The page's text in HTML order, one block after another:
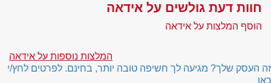
חוות דעת גולשים על אידאה
הוסף המלצות על אידאה
המלצות נוספות על אידאה
זה העסק שלך? מגיעה לך חשיפה טובה יותר, בחינם. לפרטים לחץ/י
כאן